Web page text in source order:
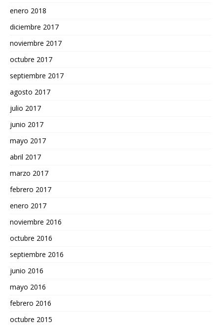
enero 2018
diciembre 2017
noviembre 2017
octubre 2017
septiembre 2017
agosto 2017
julio 2017
junio 2017
mayo 2017
abril 2017
marzo 2017
febrero 2017
enero 2017
noviembre 2016
octubre 2016
septiembre 2016
junio 2016
mayo 2016
febrero 2016
octubre 2015